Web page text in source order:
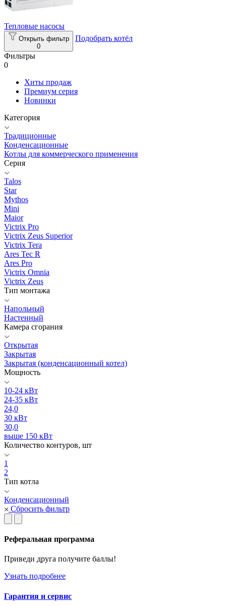
Тепловые насосы
Открыть фильтр
0
Подобрать котёл
Фильтры
0
Хиты продаж
Премиум серия
Новинки
Категория
Традиционные
Конденсационные
Котлы для коммерческого применения
Серия
Talos
Star
Mythos
Mini
Maior
Victrix Pro
Victrix Zeus Superior
Victrix Tera
Ares Tec R
Ares Pro
Victrix Omnia
Victrix Zeus
Тип монтажа
Напольный
Настенный
Камера сгорания
Открытая
Закрытая
Закрытая (конденсационный котел)
Мощность
10-24 кВт
24-35 кВт
24,0
30 кВт
30,0
выше 150 кВт
Количество контуров, шт
1
2
Тип котла
Конденсационный
Сбросить фильтр
Реферальная программа
Приведи друга получите баллы!
Узнать подробнее
Гарантия и сервис